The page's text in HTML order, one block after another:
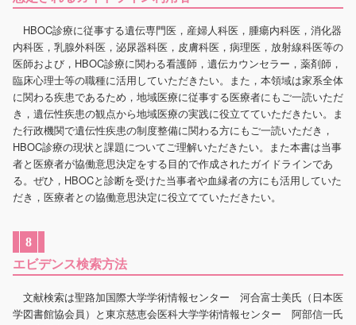
HBOC診療に従事する遺伝専門医，産婦人科医，腫瘍内科医，消化器
内科医，乳腺外科医，泌尿器科医，皮膚科医，病理医，放射線科医等の
医師および，HBOC診療に関わる看護師，遺伝カウンセラー，薬剤師，
臨床心理士等の職種に活用していただきたい。また，本領域は家系全体
に関わる疾患であるため，地域医療に従事する医療者にもご一読いただ
き，遺伝性疾患の観点から地域医療の実践に役立てていただきたい。ま
た行政機関で遺伝性疾患の制度整備に関わる方にもご一読いただき，
HBOC診療の現状と課題についてご理解いただきたい。また本書は当事
者と医療者が協働意思決定をする目的で作成されたガイドラインであ
る。ぜひ，HBOCと診断を受けた当事者や血縁者の方にも活用していた
だき，医療者との協働意思決定に役立てていただきたい。
8
エビデンス検索方法
文献検索は聖路加国際大学学術情報センター 河合富士美氏（日本医
学図書館協会員）と東京慈恵会医科大学学術情報センター 阿部信一氏